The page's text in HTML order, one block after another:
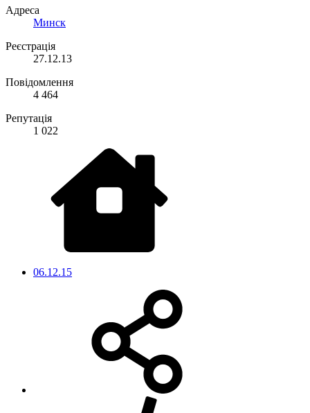
Адреса
Минск
Реєстрація
27.12.13
Повідомлення
4 464
Репутація
1 022
06.12.15